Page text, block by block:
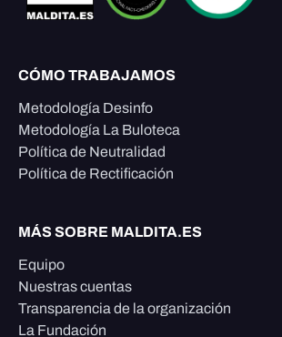
CÓMO TRABAJAMOS
Metodología Desinfo
Metodología La Buloteca
Política de Neutralidad
Política de Rectificación
MÁS SOBRE MALDITA.ES
Equipo
Nuestras cuentas
Transparencia de la organización
La Fundación